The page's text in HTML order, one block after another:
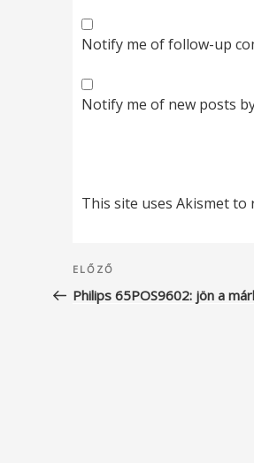
Notify me of follow-up
Notify me of new posts
This site uses Akismet to
Bejegyzés
navigáció
Korábbi
bejegyzés
ELŐZŐ
Philips 65POS9602: jön a